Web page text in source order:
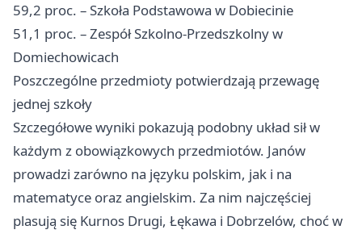
59,2 proc. – Szkoła Podstawowa w Dobiecinie
51,1 proc. – Zespół Szkolno-Przedszkolny w
Domiechowicach
Poszczególne przedmioty potwierdzają przewagę
jednej szkoły
Szczegółowe wyniki pokazują podobny układ sił w
każdym z obowiązkowych przedmiotów. Janów
prowadzi zarówno na języku polskim, jak i na
matematyce oraz angielskim. Za nim najczęściej
plasują się Kurnos Drugi, Łękawa i Dobrzelów, choć w